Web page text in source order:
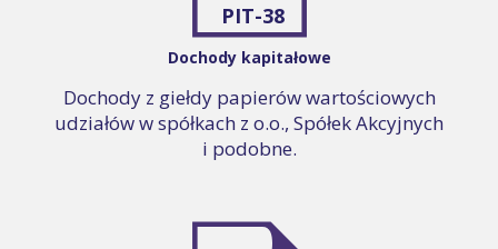
PIT-38
Dochody kapitałowe
Dochody z giełdy papierów wartościowych
udziałów w spółkach z o.o., Spółek Akcyjnych
i podobne.